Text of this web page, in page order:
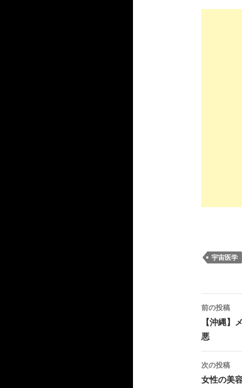
宇宙医学
投
稿
ナ
ビ
前の投稿
【沖縄
悪
次の投稿
女性の美